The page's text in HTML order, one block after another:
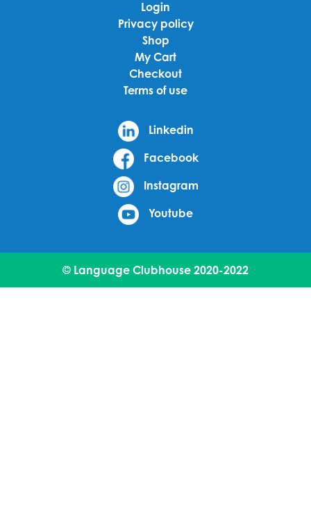
Login
Privacy policy
Shop
My Cart
Checkout
Terms of use
Linkedin
Facebook
Instagram
Youtube
© Language Clubhouse 2020-2022